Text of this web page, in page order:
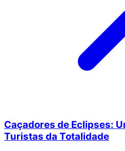
Caçadores de Eclipses:
Turistas da Totalidade